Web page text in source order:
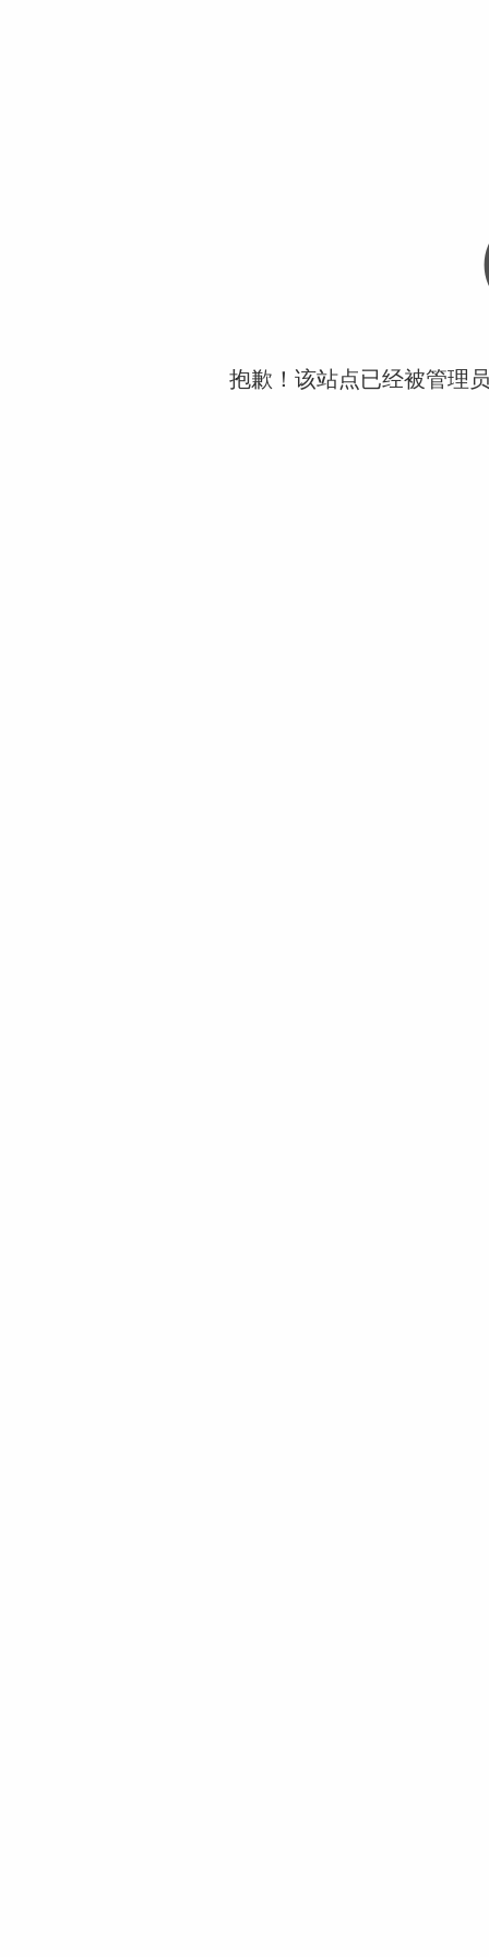
抱歉！该站点已经被管理